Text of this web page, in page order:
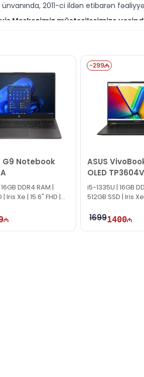
ünvanında, 2011-ci ildən etibarən
Mərkəzimiz müştərilərimizə
M009X0 modelini Bakıda
yerləşir.
istərsə də digər brend məhsullarla
təcrübəli mütəxəssislərimiz hər gün
M009X0 modeli ilə bağlı
edirik!
G9 Notebook
DDR4 RAM |
| Iris Xe | 15.6" FHD |
-299
ASUS
OLED
90NB1051-
i5-1335U | 16GB
512GB SSD | Iris
16991400